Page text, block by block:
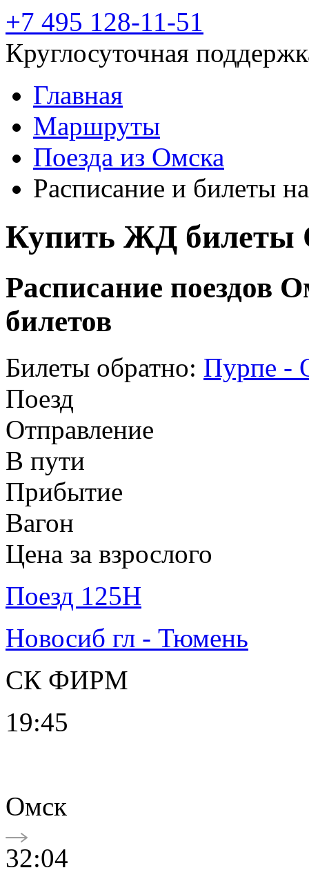
+7 495 128-11-51
Круглосуточная
Главная
Маршруты
Поезда из Омска
Расписание и билеты
Купить ЖД билеты
Расписание поездов
билетов
Билеты обратно: Пурпе -
Поезд
Отправление
В пути
Прибытие
Вагон
Цена за взрослого
Поезд 125Н
Новосиб гл - Тюмень
СК ФИРМ
19:45
Омск
32:04